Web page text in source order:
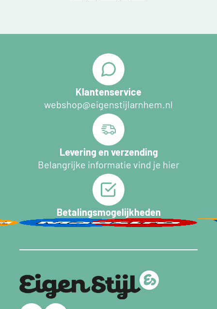
Klantenservice
webshop@eigenstijlarnhem.nl
Levering en verzending
Belangrijke informatie vind je hier
Betalingsmogelijkheden